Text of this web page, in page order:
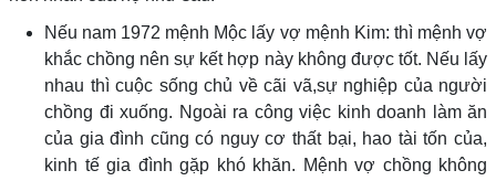
Nếu nam 1972 mệnh Mộc lấy vợ mệnh Kim: thì mệnh vợ
khắc chồng nên sự kết hợp này không được tốt. Nếu lấy
nhau thì cuộc sống chủ về cãi vã,sự nghiệp của người
chồng đi xuống. Ngoài ra công việc kinh doanh làm ăn
của gia đình cũng có nguy cơ thất bại, hao tài tốn của,
kinh tế gia đình gặp khó khăn. Mệnh vợ chồng không